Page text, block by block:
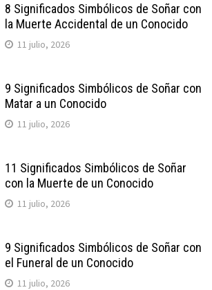
8 Significados Simbólicos de Soñar con
la Muerte Accidental de un Conocido
11 julio, 2026
9 Significados Simbólicos de Soñar con
Matar a un Conocido
11 julio, 2026
11 Significados Simbólicos de Soñar
con la Muerte de un Conocido
11 julio, 2026
9 Significados Simbólicos de Soñar con
el Funeral de un Conocido
11 julio, 2026